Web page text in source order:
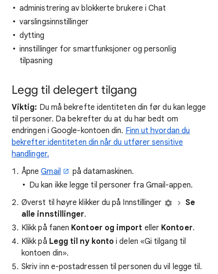
administrering av blokkerte brukere i Chat
varslingsinnstillinger
dytting
innstillinger for smartfunksjoner og personlig
tilpasning
Legg til delegert tilgang
Viktig: Du må bekrefte identiteten din før du kan legge
til personer. Da bekrefter du at du har bedt om
endringen i Google-kontoen din. Finn ut hvordan du
bekrefter identiteten din når du utfører sensitive
handlinger.
ÅpneGmail
på datamaskinen.
Du kan ikke legge til personer fra Gmail-appen.
Øverst til høyre klikker du på Innstillinger
Se
alle innstillinger.
Klikk på fanen Kontoer og import eller Kontoer.
Klikk på Legg til ny konto i delen «Gi tilgang til
kontoen din».
Skriv inn e-postadressen til personen du vil legge til.